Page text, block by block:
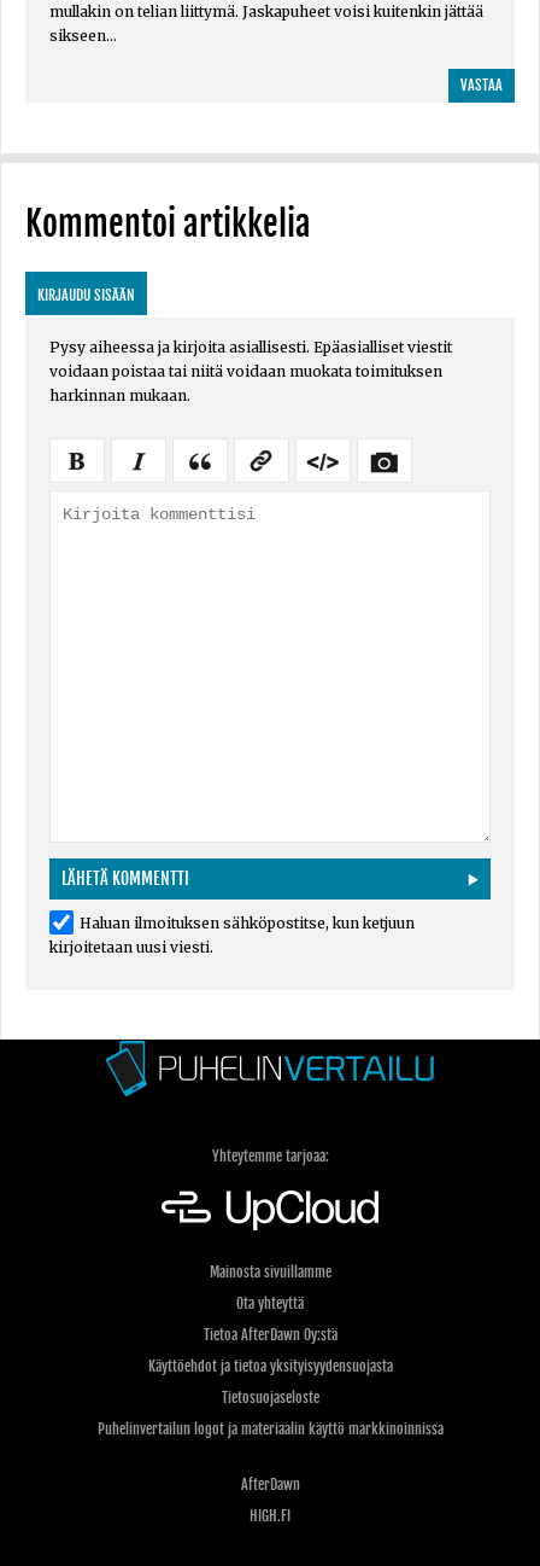
mullakin on telian liittymä. Jaskapuheet voisi kuitenkin jättää
sikseen...
VASTAA
Kommentoi artikkelia
KIRJAUDU SISÄÄN
Pysy aiheessa ja kirjoita asiallisesti. Epäasialliset viestit
voidaan poistaa tai niitä voidaan muokata toimituksen
harkinnan mukaan.
Haluan ilmoituksen sähköpostitse, kun ketjuun
kirjoitetaan uusi viesti.
Yhteytemme tarjoaa:
Mainosta sivuillamme
Ota yhteyttä
Tietoa AfterDawn Oy:stä
Käyttöehdot ja tietoa yksityisyydensuojasta
Tietosuojaseloste
Puhelinvertailun logot ja materiaalin käyttö markkinoinnissa
AfterDawn
HIGH.FI